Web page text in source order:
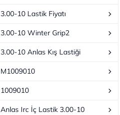
3.00-10 Lastik Fiyatı
3.00-10 Winter Grip2
3.00-10 Anlas Kış Lastiği
M1009010
1009010
Anlas Irc İç Lastik 3.00-10